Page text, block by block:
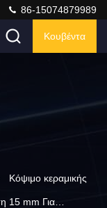
86-15074879989
Κουβέντα
Κόψιμο κεραμικής
15 mm Για